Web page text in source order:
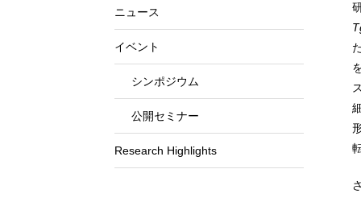
ニュース
イベント
シンポジウム
公開セミナー
Research Highlights